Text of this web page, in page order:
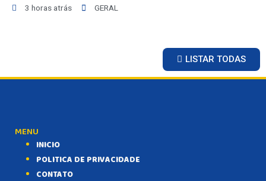
3 horas atrás GERAL
LISTAR TODAS
MENU
INICIO
POLITICA DE PRIVACIDADE
CONTATO